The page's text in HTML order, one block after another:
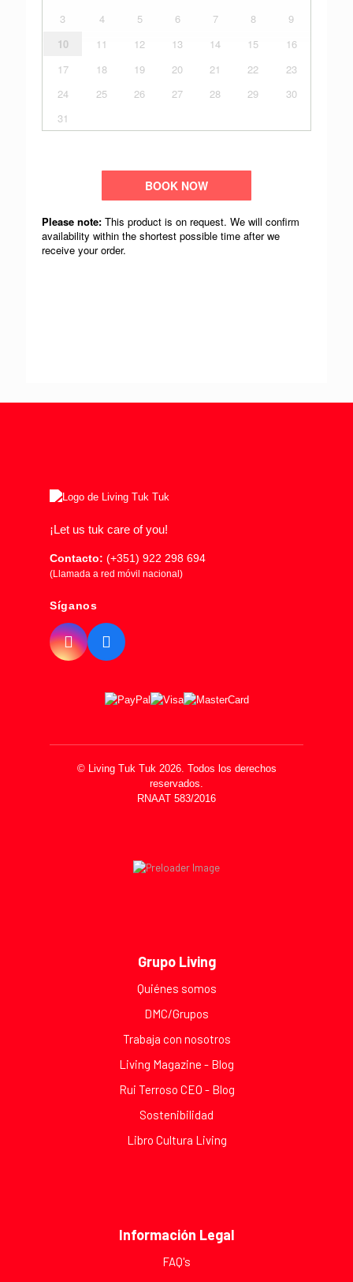
¡Let us tuk care of you!
Contacto: (+351) 922 298 694
(Llamada a red móvil nacional)
Síganos
© Living Tuk Tuk 2026. Todos los derechos
reservados.
RNAAT 583/2016
Grupo Living
Quiénes somos
DMC/Grupos
Trabaja con nosotros
Living Magazine - Blog
Rui Terroso CEO - Blog
Sostenibilidad
Libro Cultura Living
Información Legal
FAQ's